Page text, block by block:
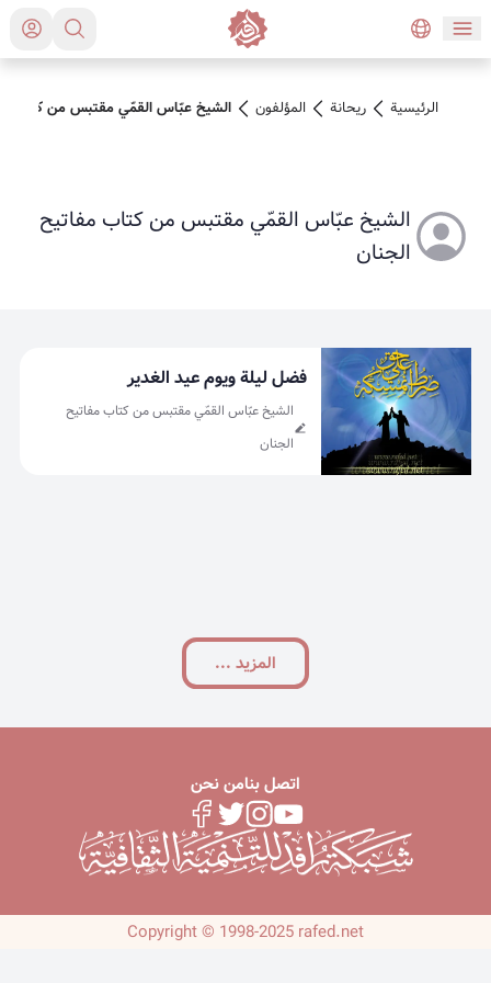
الرئيسية ريحانة المؤلفون الشيخ عبّاس القمّي مقتبس من كتاب
الشيخ عبّاس القمّي مقتبس من كتاب مفاتيح
الجنان
فضل ليلة ويوم عيد الغدير
الشيخ عبّاس القمّي مقتبس من كتاب مفاتيح
الجنان
المزید ...
اتصل بنامن نحن
Copyright © 1998-2025 rafed.net